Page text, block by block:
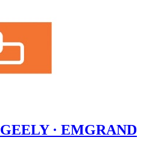
GEELY · EMGRAND